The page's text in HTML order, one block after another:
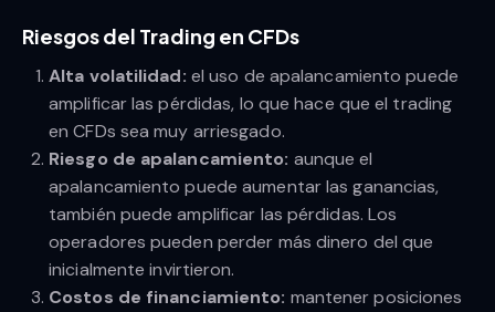
Riesgos del Trading en CFDs
Alta volatilidad: el uso de apalancamiento puede
amplificar las pérdidas, lo que hace que el trading
en CFDs sea muy arriesgado.
Riesgo de apalancamiento: aunque el
apalancamiento puede aumentar las ganancias,
también puede amplificar las pérdidas. Los
operadores pueden perder más dinero del que
inicialmente invirtieron.
Costos de financiamiento: mantener posiciones